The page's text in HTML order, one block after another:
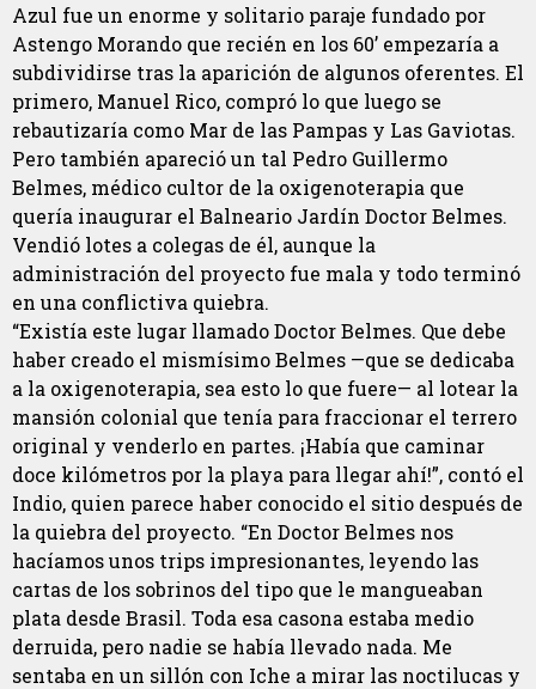
Azul fue un enorme y solitario paraje fundado por
Astengo Morando que recién en los 60’ empezaría a
subdividirse tras la aparición de algunos oferentes. El
primero, Manuel Rico, compró lo que luego se
rebautizaría como Mar de las Pampas y Las Gaviotas.
Pero también apareció un tal Pedro Guillermo
Belmes, médico cultor de la oxigenoterapia que
quería inaugurar el Balneario Jardín Doctor Belmes.
Vendió lotes a colegas de él, aunque la
administración del proyecto fue mala y todo terminó
en una conflictiva quiebra.
“Existía este lugar llamado Doctor Belmes. Que debe
haber creado el mismísimo Belmes —que se dedicaba
a la oxigenoterapia, sea esto lo que fuere— al lotear la
mansión colonial que tenía para fraccionar el terrero
original y venderlo en partes. ¡Había que caminar
doce kilómetros por la playa para llegar ahí!”, contó el
Indio, quien parece haber conocido el sitio después de
la quiebra del proyecto. “En Doctor Belmes nos
hacíamos unos trips impresionantes, leyendo las
cartas de los sobrinos del tipo que le mangueaban
plata desde Brasil. Toda esa casona estaba medio
derruida, pero nadie se había llevado nada. Me
sentaba en un sillón con Iche a mirar las noctilucas y